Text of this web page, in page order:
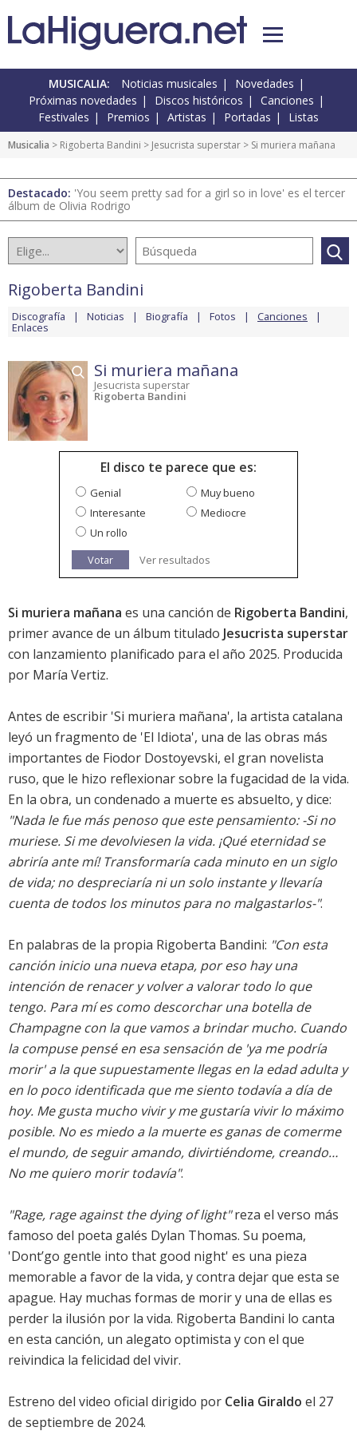
MUSICALIA: Noticias musicales
Novedades
Próximas novedades
Discos históricos
Canciones
Festivales
Premios Artistas Portadas Listas
Musicalia > Rigoberta Bandini > Jesucrista superstar > Si muriera mañana
Destacado: 'You seem pretty sad for a girl so in love' es el tercer
álbum de Olivia Rodrigo
Rigoberta Bandini
Discografía Noticias Biografía Fotos Canciones
Enlaces
Si muriera mañana
Jesucrista superstar
Rigoberta Bandini
El disco te parece que es:
Genial
Muy bueno
Interesante
Mediocre
Un rollo
Votar
Ver resultados
Si muriera mañana es una canción de Rigoberta Bandini,
primer avance de un álbum titulado Jesucrista superstar
con lanzamiento planificado para el año 2025. Producida
por María Vertiz.
Antes de escribir 'Si muriera mañana', la artista catalana
leyó un fragmento de 'El Idiota', una de las obras más
importantes de Fiodor Dostoyevski, el gran novelista
ruso, que le hizo reflexionar sobre la fugacidad de la vida.
En la obra, un condenado a muerte es absuelto, y dice:
"Nada le fue más penoso que este pensamiento: -Si no
muriese. Si me devolviesen la vida. ¡Qué eternidad se
abriría ante mí! Transformaría cada minuto en un siglo
de vida; no despreciaría ni un solo instante y llevaría
cuenta de todos los minutos para no malgastarlos-".
En palabras de la propia Rigoberta Bandini: "Con esta
canción inicio una nueva etapa, por eso hay una
intención de renacer y volver a valorar todo lo que
tengo. Para mí es como descorchar una botella de
Champagne con la que vamos a brindar mucho. Cuando
la compuse pensé en esa sensación de 'ya me podría
morir' a la que supuestamente llegas en la edad adulta y
en lo poco identificada que me siento todavía a día de
hoy. Me gusta mucho vivir y me gustaría vivir lo máximo
posible. No es miedo a la muerte es ganas de comerme
el mundo, de seguir amando, divirtiéndome, creando…
No me quiero morir todavía".
"Rage, rage against the dying of light"reza el verso más
famoso del poeta galés Dylan Thomas. Su poema,
'Dont’go gentle into that good night' es una pieza
memorable a favor de la vida, y contra dejar que esta se
apague. Hay muchas formas de morir y una de ellas es
perder la ilusión por la vida. Rigoberta Bandini lo canta
en esta canción, un alegato optimista y con el que
reivindica la felicidad del vivir.
Estreno del video oficial dirigido por Celia Giraldo el 27
de septiembre de 2024.